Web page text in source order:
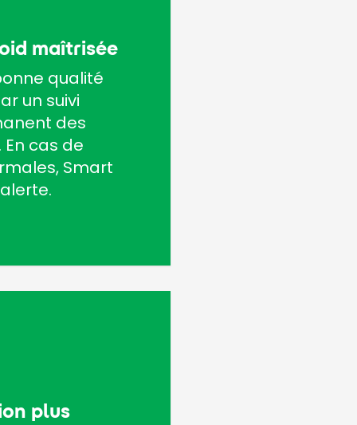
maîtrisée
qualité
un suivi
des
cas de
Smart
plus